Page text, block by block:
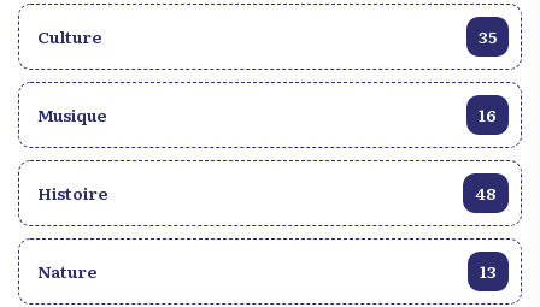
Culture 35
Musique 16
Histoire 48
Nature 13